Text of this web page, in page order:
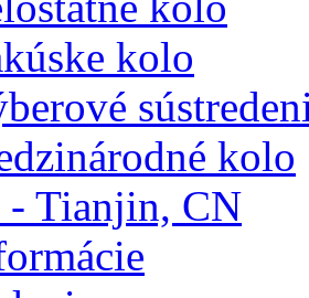
kolo
kolo
- Tianjin, CN